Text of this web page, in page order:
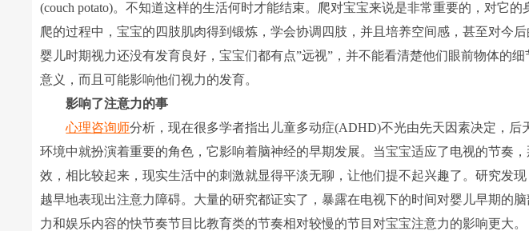
(couch potato)。不知道这样的生活何时才能结束。爬对宝宝来说是非常重要的，对它
爬的过程中，宝宝的四肢肌肉得到锻炼，学会协调四肢，并且培养空间感，甚至对今
婴儿时期视力还没有发育良好，宝宝们都有点”远视”，并不能看清楚他们眼前物体的
意义，而且可能影响他们视力的发育。
影响了注意力的事
心理咨询师分析，现在很多学者指出儿童多动症(ADHD)不光由先天因素决定，后
环境中就扮演着重要的角色，它影响着脑神经的早期发展。当宝宝适应了电视的节奏
效，相比较起来，现实生活中的刺激就显得平淡无聊，让他们提不起兴趣了。研究发
越早地表现出注意力障碍。大量的研究都证实了，暴露在电视下的时间对婴儿早期的
力和娱乐内容的快节奏节目比教育类的节奏相对较慢的节目对宝宝注意力的影响更大。